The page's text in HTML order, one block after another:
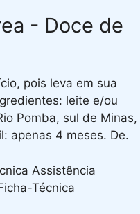
- Doce de
pois leva em sua
leite e/ou
Pomba, sul de Minas,
apenas 4 meses. De.
Assistência
Técnica